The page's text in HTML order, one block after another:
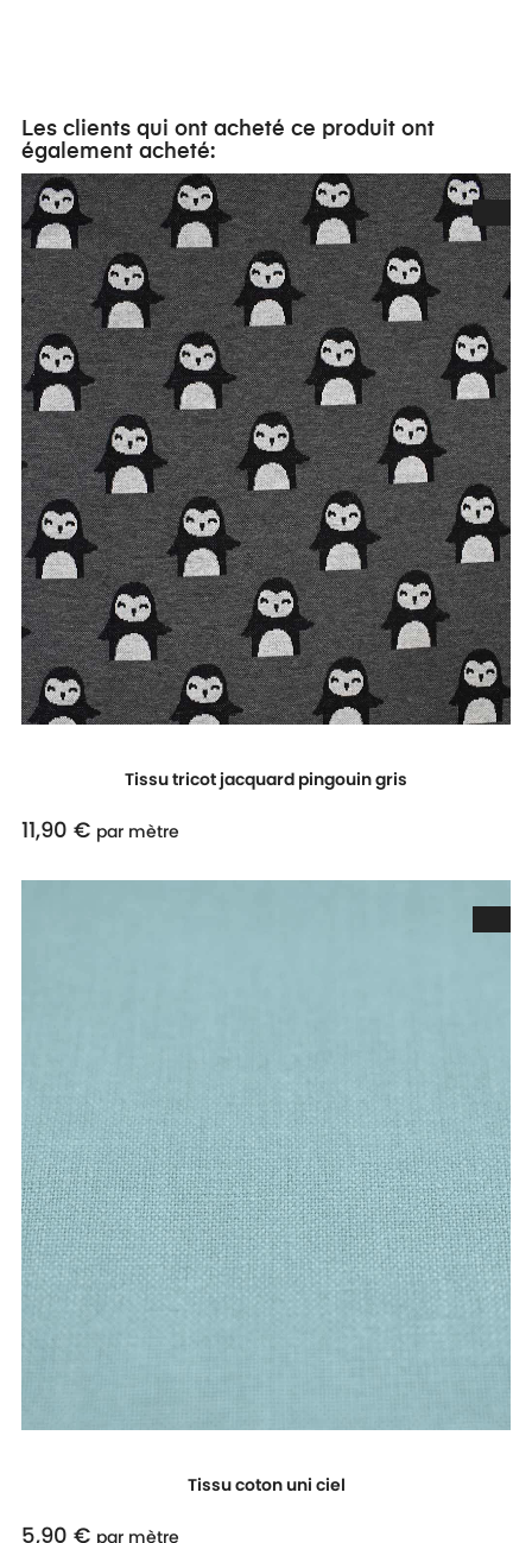
Les clients qui ont acheté ce produit ont
également acheté:
Tissu tricot jacquard pingouin gris
Prix
11,90 € par mètre
Tissu coton uni ciel
Prix
5,90 € par mètre